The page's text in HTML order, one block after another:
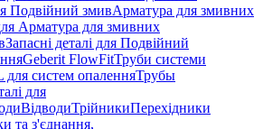
Подвійний змивАрматура для змивних
Арматура для змивних
Запасні деталі для Подвійний
Geberit FlowFitТруби системи
систем опаленняТрубы
для
ВідводиТрійникиПерехідники
та з'єднання,